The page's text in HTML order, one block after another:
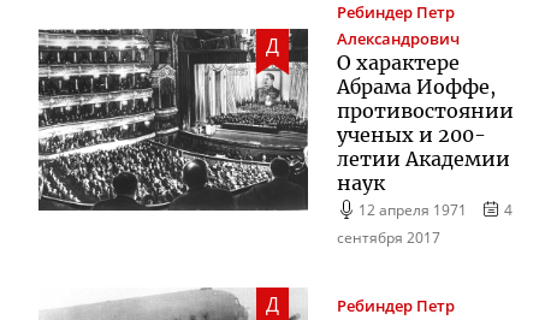
Д
Ребиндер Петр
Александрович
О характере
Абрама Иоффе,
противостоянии
ученых и 200-
летии Академии
наук
12 апреля 1971
4
сентября 2017
Д Ребиндер Петр